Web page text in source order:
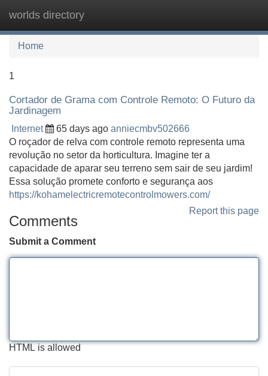
worlds directory
Home
1
Cortador de Grama com Controle Remoto: O Futuro da
Jardinagem
Internet 65 days ago anniecmbv502666
O roçador de relva com controle remoto representa uma
revolução no setor da horticultura. Imagine ter a
capacidade de aparar seu terreno sem sair de seu jardim!
Essa solução promete conforto e segurança aos
https://kohamelectricremotecontrolmowers.com/
Report this page
Comments
Submit a Comment
HTML is allowed